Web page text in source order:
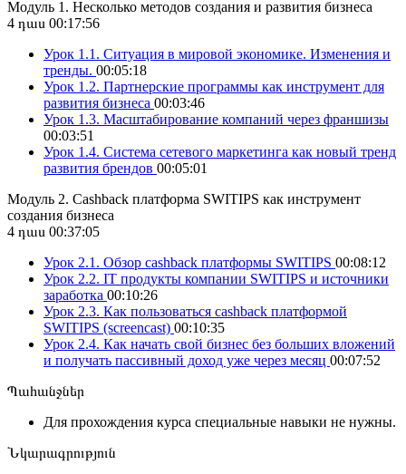
Модуль 1. Несколько методов создания и развития бизнеса
4 դաս 00:17:56
Урок 1.1. Ситуация в мировой экономике. Изменения и
тренды. 00:05:18
Урок 1.2. Партнерские программы как инструмент для
развития бизнеса 00:03:46
Урок 1.3. Масштабирование компаний через франшизы
00:03:51
Урок 1.4. Система сетевого маркетинга как новый тренд
развития брендов 00:05:01
Модуль 2. Cashback платформа SWITIPS как инструмент
создания бизнеса
4 դաս 00:37:05
Урок 2.1. Обзор cashback платформы SWITIPS 00:08:12
Урок 2.2. IT продукты компании SWITIPS и источники
заработка 00:10:26
Урок 2.3. Как пользоваться cashback платформой
SWITIPS (screencast) 00:10:35
Урок 2.4. Как начать свой бизнес без больших вложений
и получать пассивный доход уже через месяц 00:07:52
Պահանջներ
Для прохождения курса специальные навыки не нужны.
Նկարագրություն